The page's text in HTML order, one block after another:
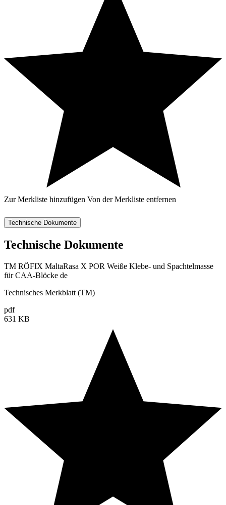
Zur Merkliste hinzufügen Von der Merkliste entfernen
Technische Dokumente
Technische Dokumente
TM RÖFIX MaltaRasa X POR Weiße Klebe- und Spachtelmasse
für CAA-Blöcke de
Technisches Merkblatt (TM)
pdf
631 KB